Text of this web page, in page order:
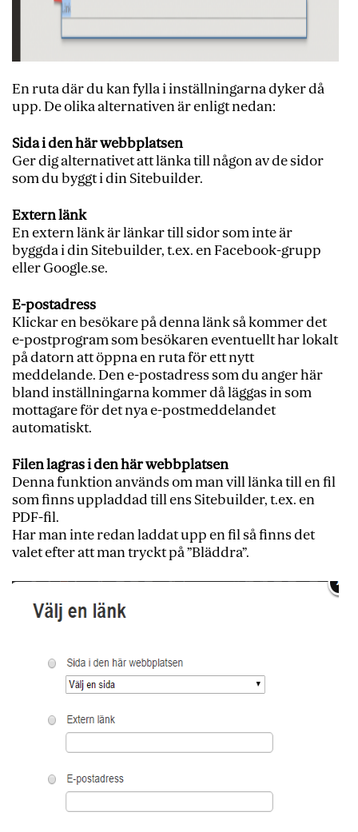
En ruta där du kan fylla i inställningarna dyker då
upp. De olika alternativen är enligt nedan:
Sida i den här webbplatsen
Ger dig alternativet att länka till någon av de sidor
som du byggt i din Sitebuilder.
Extern länk
En extern länk är länkar till sidor som inte är
byggda i din Sitebuilder, t.ex. en Facebook-grupp
eller Google.se.
E-postadress
Klickar en besökare på denna länk så kommer det
e-postprogram som besökaren eventuellt har lokalt
på datorn att öppna en ruta för ett nytt
meddelande. Den e-postadress som du anger här
bland inställningarna kommer då läggas in som
mottagare för det nya e-postmeddelandet
automatiskt.
Filen lagras i den här webbplatsen
Denna funktion används om man vill länka till en fil
som finns uppladdad till ens Sitebuilder, t.ex. en
PDF-fil.
Har man inte redan laddat upp en fil så finns det
valet efter att man tryckt på ”Bläddra”.